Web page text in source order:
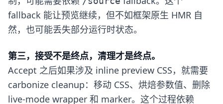
fallback 能让预览继续，但不如框架原生 HMR 自
然，也可能丢失部分运行时状态。
第三，接受不是终点，清理才是终点。
Accept 之后如果涉及 inline preview CSS，就需要
carbonize cleanup：移动 CSS、烘焙参数值、删除
live-mode wrapper 和 marker。这个过程依赖